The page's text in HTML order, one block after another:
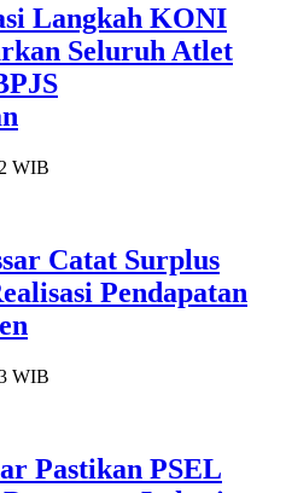
Langkah KONI
Seluruh Atlet
WIB
Catat Surplus
Pendapatan
WIB
Pastikan PSEL